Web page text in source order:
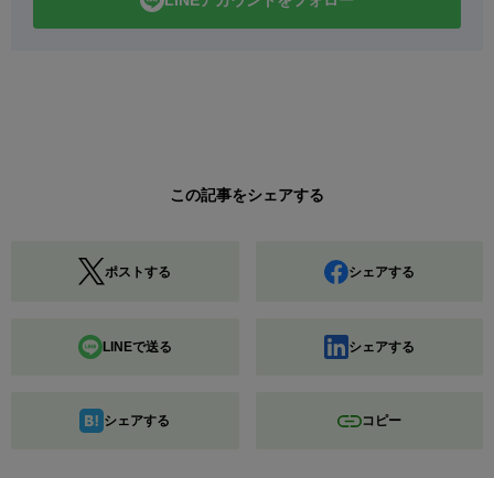
この記事をシェアする
ポストする シェアする
LINEで送る シェアする
シェアする コピー